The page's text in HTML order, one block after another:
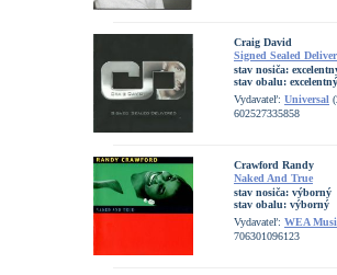
Craig David
Signed Sealed
stav nosiča:
stav obalu: excelentný
Vydavateľ: Universal
602527335858
Crawford Randy
Naked And True
stav nosiča: výborný
stav obalu: výborný
Vydavateľ: WEA
706301096123